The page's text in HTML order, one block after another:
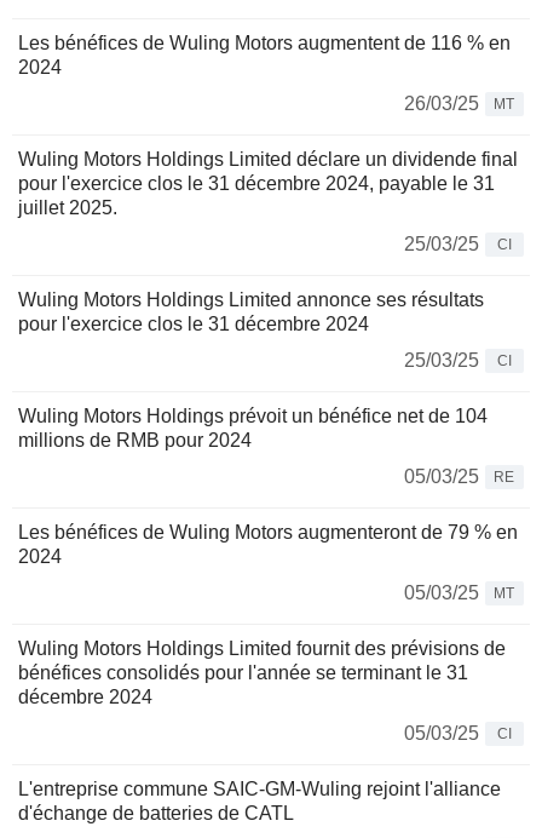
Les bénéfices de Wuling Motors augmentent de 116 % en
2024
26/03/25
MT
Wuling Motors Holdings Limited déclare un dividende final
pour l'exercice clos le 31 décembre 2024, payable le 31
juillet 2025.
25/03/25
CI
Wuling Motors Holdings Limited annonce ses résultats
pour l'exercice clos le 31 décembre 2024
25/03/25
CI
Wuling Motors Holdings prévoit un bénéfice net de 104
millions de RMB pour 2024
05/03/25
RE
Les bénéfices de Wuling Motors augmenteront de 79 % en
2024
05/03/25
MT
Wuling Motors Holdings Limited fournit des prévisions de
bénéfices consolidés pour l'année se terminant le 31
décembre 2024
05/03/25
CI
L'entreprise commune SAIC-GM-Wuling rejoint l'alliance
d'échange de batteries de CATL